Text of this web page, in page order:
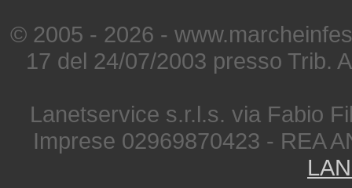
© 2005 - 2026 -
17 del 24/07/2003 presso Trib.
Lanetservice s.r.l.s. via Fabio
Imprese 02969870423 - REA